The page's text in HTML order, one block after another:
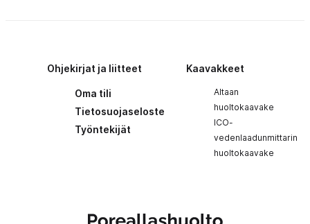
Ohjekirjat ja liitteet
Oma tili
Tietosuojaseloste
Työntekijät
Kaavakkeet
Altaan
huoltokaavake
ICO-
vedenlaadunmittarin
huoltokaavake
Poreallashuolto